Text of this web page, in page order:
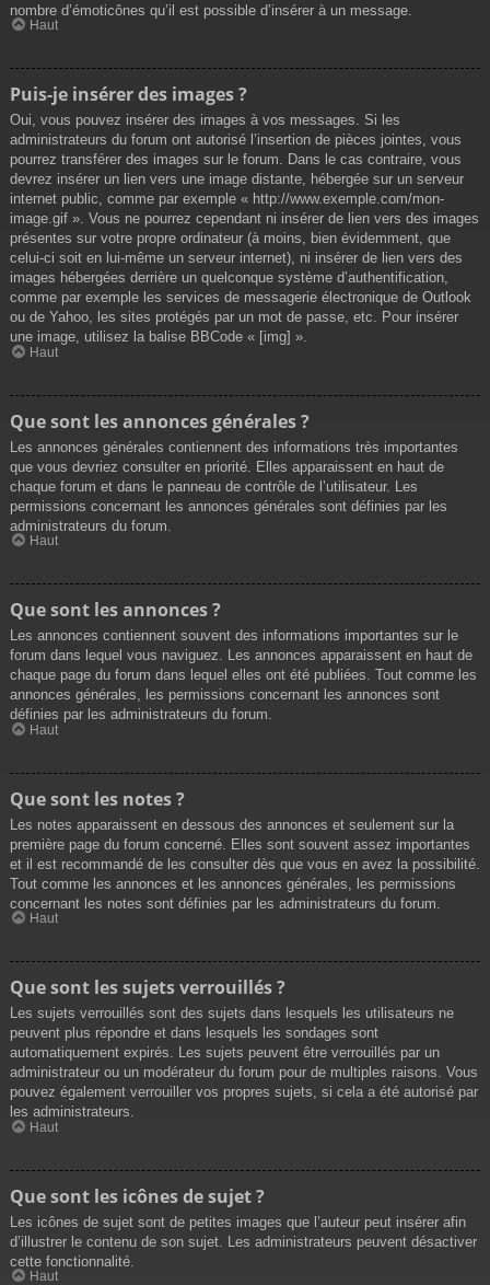
nombre d’émoticônes qu’il est possible d’insérer à un message.
Haut
Puis-je insérer des images ?
Oui, vous pouvez insérer des images à vos messages. Si les
administrateurs du forum ont autorisé l’insertion de pièces jointes, vous
pourrez transférer des images sur le forum. Dans le cas contraire, vous
devrez insérer un lien vers une image distante, hébergée sur un serveur
internet public, comme par exemple « http://www.exemple.com/mon-
image.gif ». Vous ne pourrez cependant ni insérer de lien vers des images
présentes sur votre propre ordinateur (à moins, bien évidemment, que
celui-ci soit en lui-même un serveur internet), ni insérer de lien vers des
images hébergées derrière un quelconque système d’authentification,
comme par exemple les services de messagerie électronique de Outlook
ou de Yahoo, les sites protégés par un mot de passe, etc. Pour insérer
une image, utilisez la balise BBCode « [img] ».
Haut
Que sont les annonces générales ?
Les annonces générales contiennent des informations très importantes
que vous devriez consulter en priorité. Elles apparaissent en haut de
chaque forum et dans le panneau de contrôle de l’utilisateur. Les
permissions concernant les annonces générales sont définies par les
administrateurs du forum.
Haut
Que sont les annonces ?
Les annonces contiennent souvent des informations importantes sur le
forum dans lequel vous naviguez. Les annonces apparaissent en haut de
chaque page du forum dans lequel elles ont été publiées. Tout comme les
annonces générales, les permissions concernant les annonces sont
définies par les administrateurs du forum.
Haut
Que sont les notes ?
Les notes apparaissent en dessous des annonces et seulement sur la
première page du forum concerné. Elles sont souvent assez importantes
et il est recommandé de les consulter dès que vous en avez la possibilité.
Tout comme les annonces et les annonces générales, les permissions
concernant les notes sont définies par les administrateurs du forum.
Haut
Que sont les sujets verrouillés ?
Les sujets verrouillés sont des sujets dans lesquels les utilisateurs ne
peuvent plus répondre et dans lesquels les sondages sont
automatiquement expirés. Les sujets peuvent être verrouillés par un
administrateur ou un modérateur du forum pour de multiples raisons. Vous
pouvez également verrouiller vos propres sujets, si cela a été autorisé par
les administrateurs.
Haut
Que sont les icônes de sujet ?
Les icônes de sujet sont de petites images que l’auteur peut insérer afin
d’illustrer le contenu de son sujet. Les administrateurs peuvent désactiver
cette fonctionnalité.
Haut